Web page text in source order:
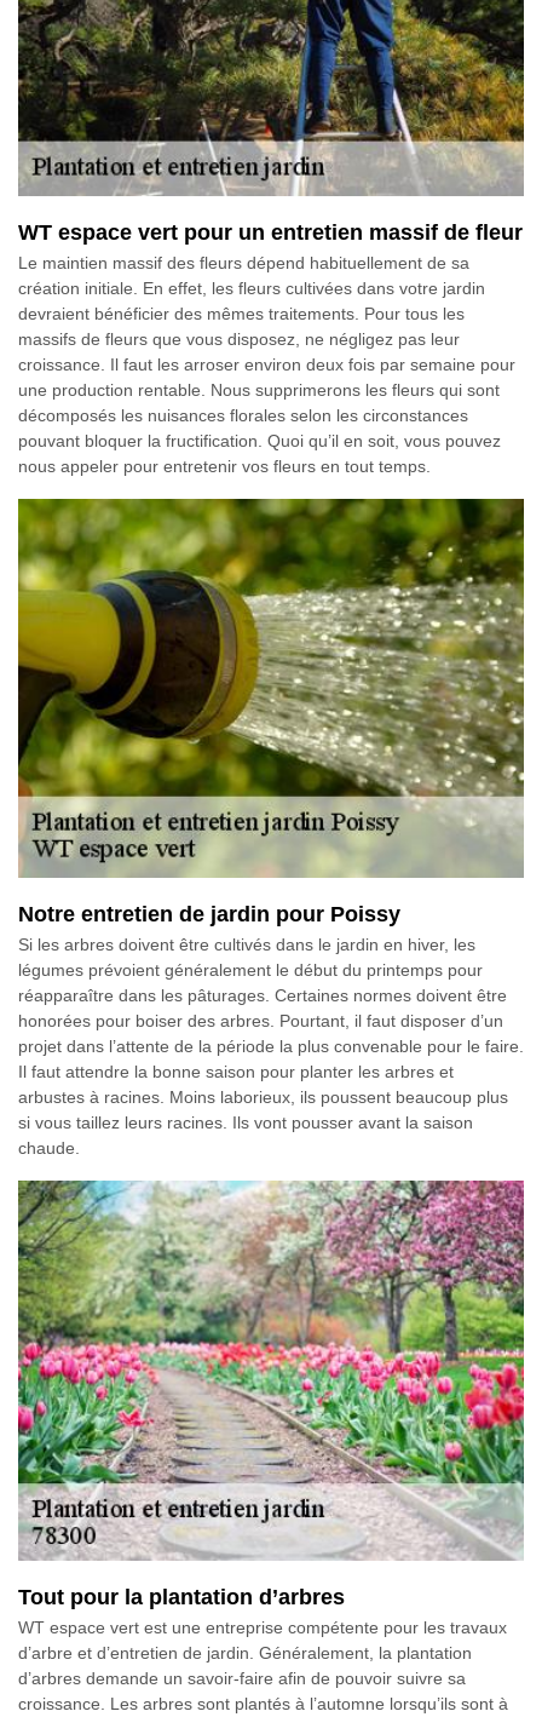
WT espace vert pour un entretien massif de fleur
Le maintien massif des fleurs dépend habituellement de sa
création initiale. En effet, les fleurs cultivées dans votre jardin
devraient bénéficier des mêmes traitements. Pour tous les
massifs de fleurs que vous disposez, ne négligez pas leur
croissance. Il faut les arroser environ deux fois par semaine pour
une production rentable. Nous supprimerons les fleurs qui sont
décomposés les nuisances florales selon les circonstances
pouvant bloquer la fructification. Quoi qu’il en soit, vous pouvez
nous appeler pour entretenir vos fleurs en tout temps.
Notre entretien de jardin pour Poissy
Si les arbres doivent être cultivés dans le jardin en hiver, les
légumes prévoient généralement le début du printemps pour
réapparaître dans les pâturages. Certaines normes doivent être
honorées pour boiser des arbres. Pourtant, il faut disposer d’un
projet dans l’attente de la période la plus convenable pour le faire.
Il faut attendre la bonne saison pour planter les arbres et
arbustes à racines. Moins laborieux, ils poussent beaucoup plus
si vous taillez leurs racines. Ils vont pousser avant la saison
chaude.
Tout pour la plantation d’arbres
WT espace vert est une entreprise compétente pour les travaux
d’arbre et d’entretien de jardin. Généralement, la plantation
d’arbres demande un savoir-faire afin de pouvoir suivre sa
croissance. Les arbres sont plantés à l’automne lorsqu’ils sont à